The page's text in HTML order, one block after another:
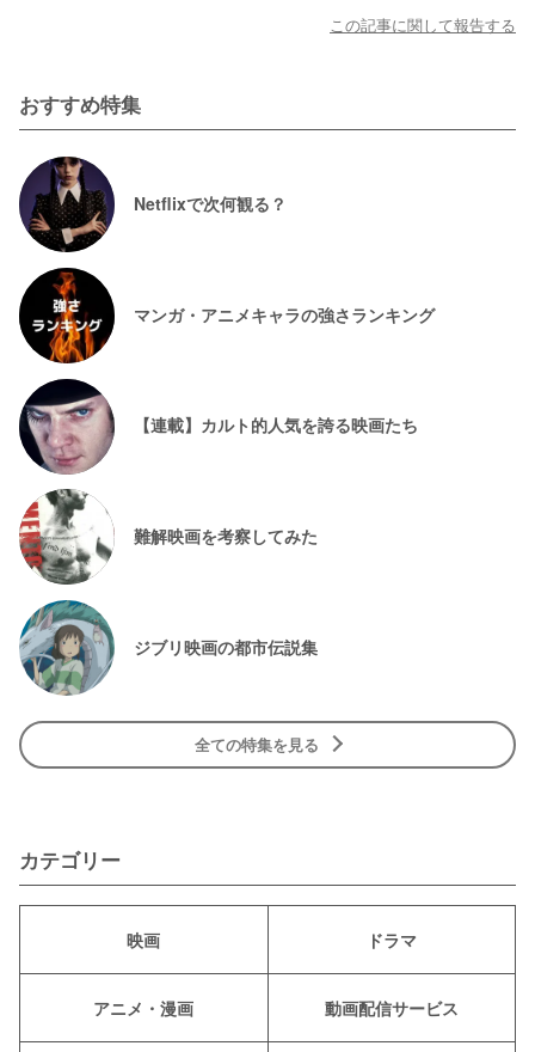
この記事に関して報告する
おすすめ特集
Netflixで次何観る？
マンガ・アニメキャラの強さランキング
【連載】カルト的人気を誇る映画たち
難解映画を考察してみた
ジブリ映画の都市伝説集
全ての特集を見る
カテゴリー
映画 ドラマ
アニメ・漫画 動画配信サービス